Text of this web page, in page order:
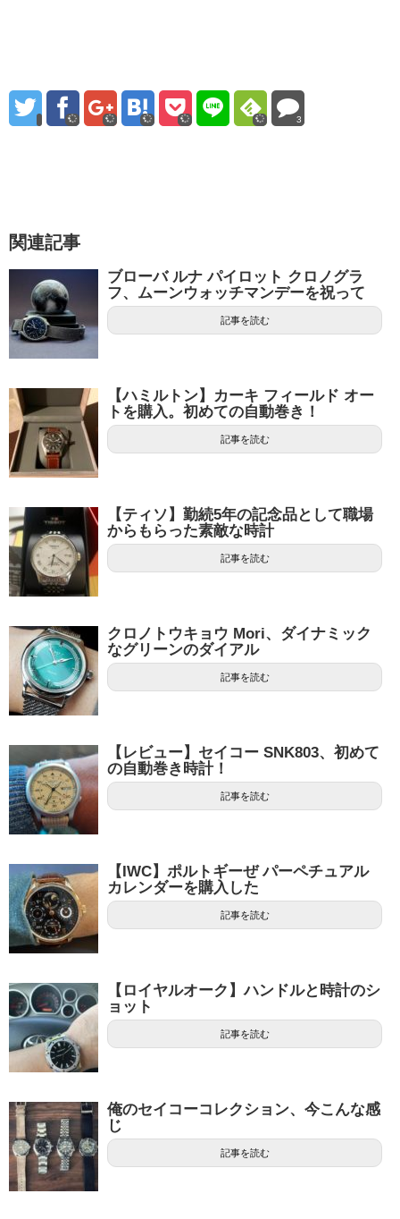
3
関連記事
ブローバ ルナ パイロット クロノグラ
フ、ムーンウォッチマンデーを祝って
記事を読む
【ハミルトン】カーキ フィールド オー
トを購入。初めての自動巻き！
記事を読む
【ティソ】勤続5年の記念品として職場
からもらった素敵な時計
記事を読む
クロノトウキョウ Mori、ダイナミック
なグリーンのダイアル
記事を読む
【レビュー】セイコー SNK803、初めて
の自動巻き時計！
記事を読む
【IWC】ポルトギーぜ パーペチュアル
カレンダーを購入した
記事を読む
【ロイヤルオーク】ハンドルと時計のシ
ョット
記事を読む
俺のセイコーコレクション、今こんな感
じ
記事を読む